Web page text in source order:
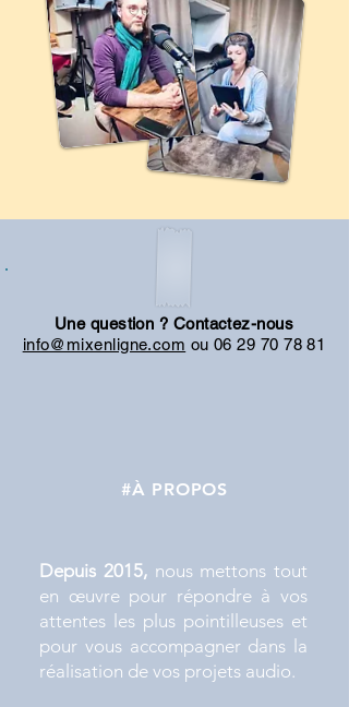
Une question ? Contactez-nous
info@mixenligne.com ou06 29 70 78 81
#À PROPOS
Depuis 2015, nous mettons tout
en œuvre pour répondre à vos
attentes les plus pointilleuses et
pour vous accompagner dans la
réalisation de vos projets audio.